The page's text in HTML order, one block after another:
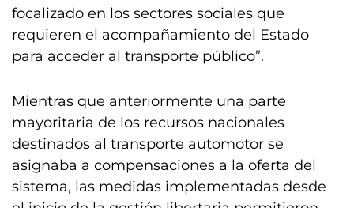
focalizado en los sectores sociales que
requieren el acompañamiento del Estado
para acceder al transporte público”.
Mientras que anteriormente una parte
mayoritaria de los recursos nacionales
destinados al transporte automotor se
asignaba a compensaciones a la oferta del
sistema, las medidas implementadas desde